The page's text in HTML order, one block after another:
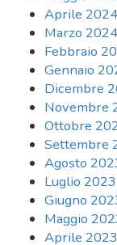
Aprile 2024
Marzo 2024
Febbraio
Gennaio
Dicembre
Novembre
Ottobre
Settembre
Agosto
Luglio 2023
Giugno
Maggio
Aprile 2023